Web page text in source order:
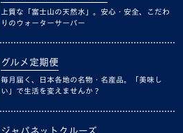
上質な「富士山の天然水」。安心・安全、こだわ
りのウォーターサーバー
グルメ定期便
毎月届く、日本各地の名物・名産品。「美味し
い」で生活を変えませんか？
ジャパネットクルーズ